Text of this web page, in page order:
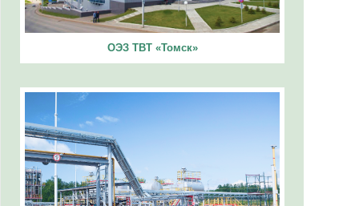
ОЭЗ ТВТ «Томск»